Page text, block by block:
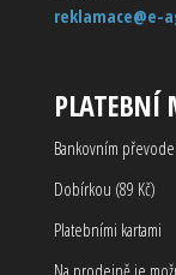
reklamace@e-
PLATEBNÍ
Bankovním
Dobírkou (89 Kč)
Platebními kartami
Na prodejně je